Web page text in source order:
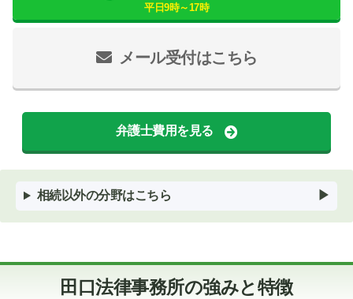
メール受付はこちら
平日9時～17時
弁護士費用を見る
相続以外の分野はこちら
田口法律事務所の強みと特徴